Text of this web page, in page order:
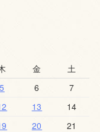
金
土
5 6
7
13
14
20
21